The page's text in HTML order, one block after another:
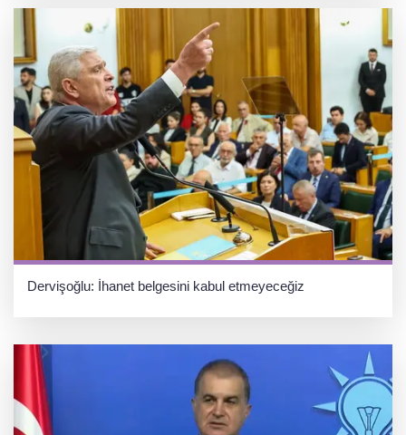
Dervişoğlu: İhanet belgesini kabul etmeyeceğiz